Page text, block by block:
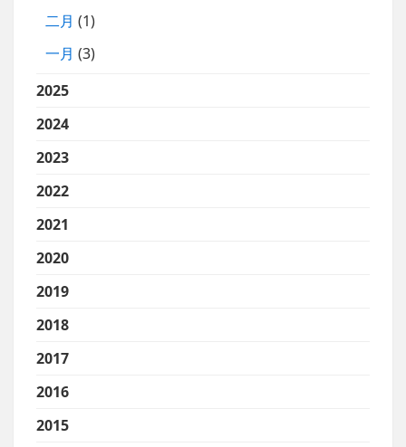
二月 (1)
一月 (3)
2025
2024
2023
2022
2021
2020
2019
2018
2017
2016
2015